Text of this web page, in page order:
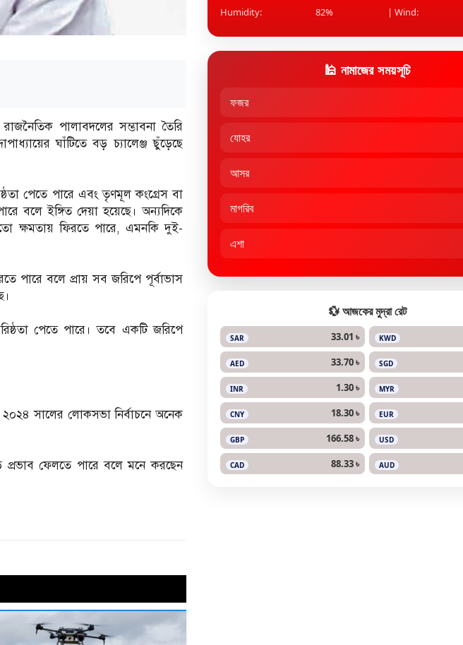
পালাবদলের সম্ভাবনা তৈরি
ঘাঁটিতে বড় চ্যালেঞ্জ ছুঁড়েছে
পেতে পারে এবং তৃণমূল কংগ্রেস বা
বলে ইঙ্গিত দেয়া হয়েছে। অন্যদিকে
মতো ক্ষমতায় ফিরতে পারে, এমনকি দুই-
পারে বলে প্রায় সব জরিপে পূর্বাভাস
পেতে পারে। তবে একটি জরিপে
২০২৪ সালের লোকসভা নির্বাচনে অনেক
ফেলতে পারে বলে মনে করছেন
Humidity: 82% | Wind:
🕌 নামাজের সময়সূচি
ফজর
যোহর
আসর
মাগরিব
এশা
💱 আজকের মুদ্রা রেট
SAR 33.01 ৳ KWD
AED 33.70 ৳ SGD
INR 1.30 ৳ MYR
CNY 18.30 ৳ EUR
GBP 166.58 ৳ USD
CAD 88.33 ৳ AUD